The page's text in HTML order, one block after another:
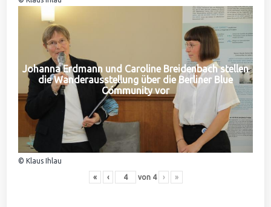
Johanna Erdmann und Caroline Breidenbach stellen
die Wanderausstellung über die Berliner Blue
Community vor
© Klaus Ihlau
« ‹ von 4 › »